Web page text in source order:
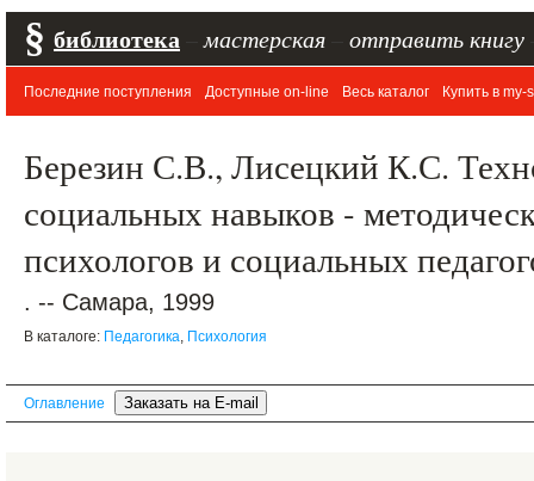
§ библиотека мастерская отправить книгу
Последние поступления Доступные on-line Весь каталог Купить в my-
Березин С.В., Лисецкий К.С.
социальных навыков -
психологов и социальных
. -- Самара, 1999
В каталоге: Педагогика, Психология
Оглавление